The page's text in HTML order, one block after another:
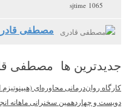
1065 sjtime
مصطفی
جدیدترین ها مصطفی
کارگاه روان‌درمانی محاوره‌ای
دویست و چهاردهمین سخنرانی ماهانه